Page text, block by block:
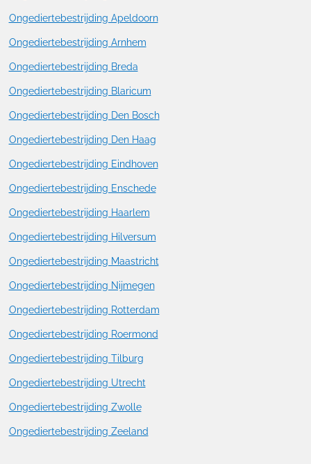
Ongediertebestrijding Apeldoorn
Ongediertebestrijding Arnhem
Ongediertebestrijding Breda
Ongediertebestrijding Blaricum
Ongediertebestrijding Den Bosch
Ongediertebestrijding Den Haag
Ongediertebestrijding Eindhoven
Ongediertebestrijding Enschede
Ongediertebestrijding Haarlem
Ongediertebestrijding Hilversum
Ongediertebestrijding Maastricht
Ongediertebestrijding Nijmegen
Ongediertebestrijding Rotterdam
Ongediertebestrijding Roermond
Ongediertebestrijding Tilburg
Ongediertebestrijding Utrecht
Ongediertebestrijding Zwolle
Ongediertebestrijding Zeeland